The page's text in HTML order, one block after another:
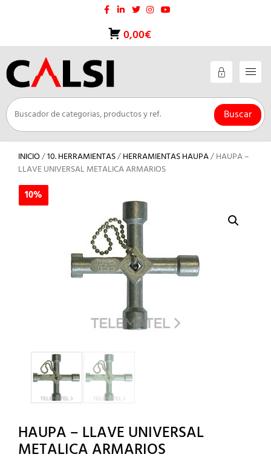
0,00€
Buscar
INICIO/10. HERRAMIENTAS/HERRAMIENTAS HAUPA/ HAUPA –
LLAVE UNIVERSAL METALICA ARMARIOS
10%
HAUPA – LLAVE UNIVERSAL
METALICA ARMARIOS
10%